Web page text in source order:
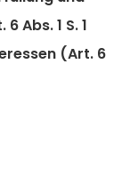
Abs. 1 S. 1
(Art. 6